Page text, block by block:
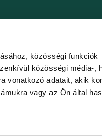
közösségi funkciók
közösségi média-,
vonatkozó adatait, akik
vagy az Ön által